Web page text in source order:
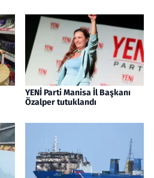
YENİ Parti Manisa İl Başkanı
Özalper tutuklandı